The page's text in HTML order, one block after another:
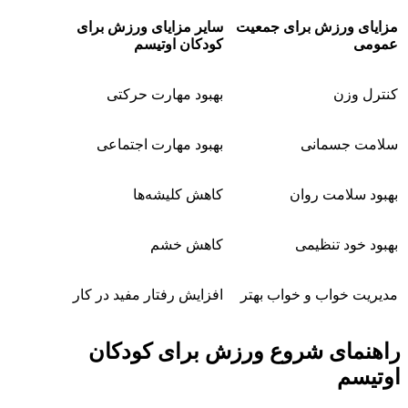
مزایای ورزش برای جمعیت
عمومی
سایر مزایای ورزش برای
کودکان اوتیسم
کنترل وزن بهبود مهارت حرکتی
سلامت جسمانی بهبود مهارت اجتماعی
بهبود سلامت روان کاهش کلیشه‌ها
بهبود خود تنظیمی کاهش خشم
مدیریت خواب و خواب بهتر افزایش رفتار مفید در کار
راهنمای شروع ورزش برای کودکان
اوتیسم